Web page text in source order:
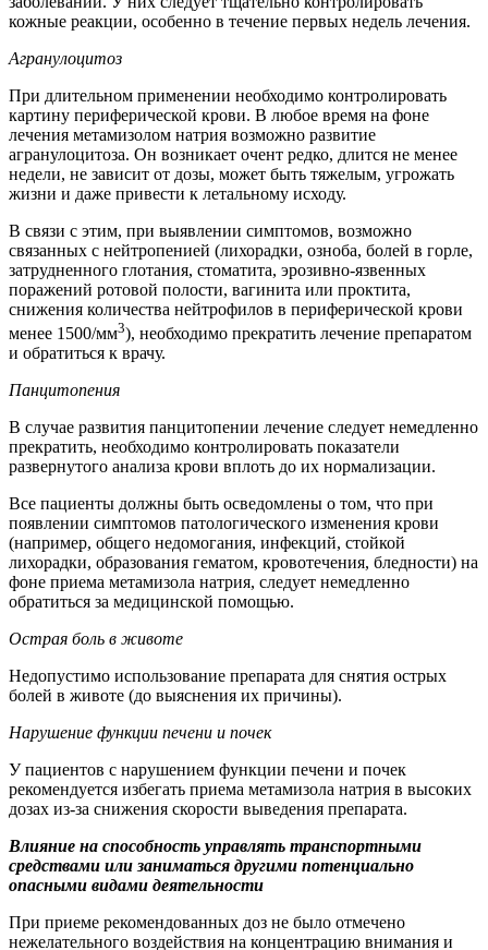
кожные реакции, особенно в течение первых недель лечения.
Агранулоцитоз
При длительном применении необходимо контролировать
картину периферической крови. В любое время на фоне
лечения метамизолом натрия возможно развитие
агранулоцитоза. Он возникает очент редко, длится не менее
недели, не зависит от дозы, может быть тяжелым, угрожать
жизни и даже привести к летальному исходу.
В связи с этим, при выявлении симптомов, возможно
связанных с нейтропенией (лихорадки, озноба, болей в горле,
затрудненного глотания, стоматита, эрозивно-язвенных
поражений ротовой полости, вагинита или проктита,
снижения количества нейтрофилов в периферической крови
менее 1500/мм3), необходимо прекратить лечение препаратом
и обратиться к врачу.
Панцитопения
В случае развития панцитопении лечение следует немедленно
прекратить, необходимо контролировать показатели
развернутого анализа крови вплоть до их нормализации.
Все пациенты должны быть осведомлены о том, что при
появлении симптомов патологического изменения крови
(например, общего недомогания, инфекций, стойкой
лихорадки, образования гематом, кровотечения, бледности) на
фоне приема метамизола натрия, следует немедленно
обратиться за медицинской помощью.
Острая боль в животе
Недопустимо использование препарата для снятия острых
болей в животе (до выяснения их причины).
Нарушение функции печени и почек
У пациентов с нарушением функции печени и почек
рекомендуется избегать приема метамизола натрия в высоких
дозах из-за снижения скорости выведения препарата.
Влияние на способность управлять транспортными
средствами или заниматься другими потенциально
опасными видами деятельности
При приеме рекомендованных доз не было отмечено
нежелательного воздействия на концентрацию внимания и